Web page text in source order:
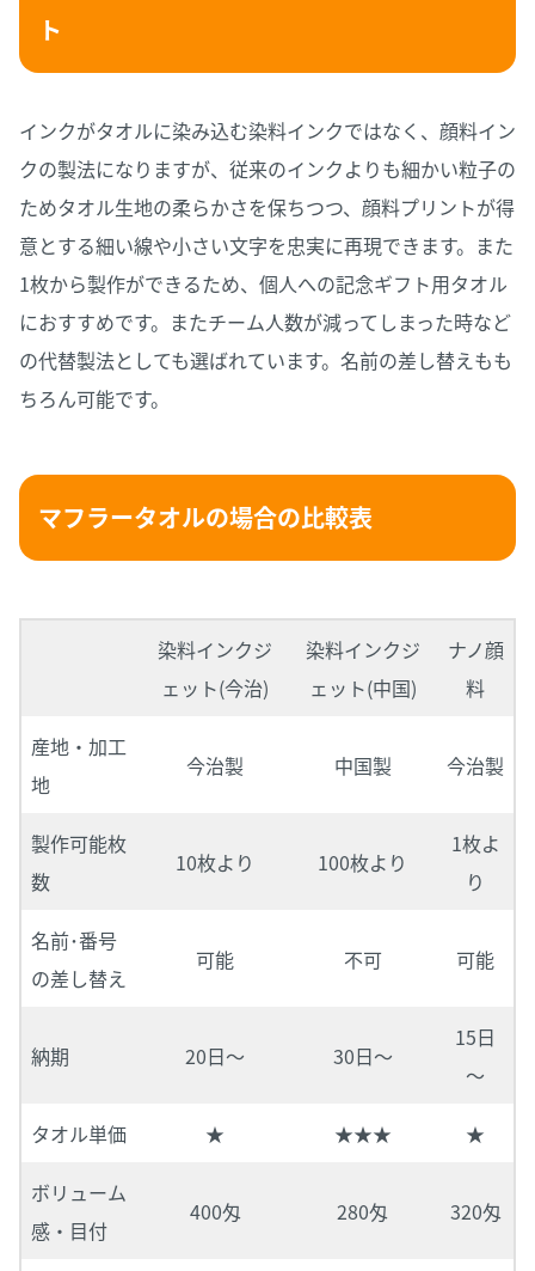
ト
インクがタオルに染み込む染料インクではなく、顔料イン
クの製法になりますが、従来のインクよりも細かい粒子の
ためタオル生地の柔らかさを保ちつつ、顔料プリントが得
意とする細い線や小さい文字を忠実に再現できます。また
1枚から製作ができるため、個人への記念ギフト用タオル
におすすめです。またチーム人数が減ってしまった時など
の代替製法としても選ばれています。名前の差し替えもも
ちろん可能です。
マフラータオルの場合の比較表
染料インクジ
ェット(今治)
染料インクジ
ェット(中国)
ナノ顔
料
産地・加工
地
今治製 中国製 今治製
製作可能枚
数
10枚より 100枚より
1枚よ
り
名前･番号
の差し替え
可能 不可 可能
納期 20日～ 30日～
15日
～
タオル単価 ★ ★★★ ★
ボリューム
感・目付
400匁 280匁 320匁